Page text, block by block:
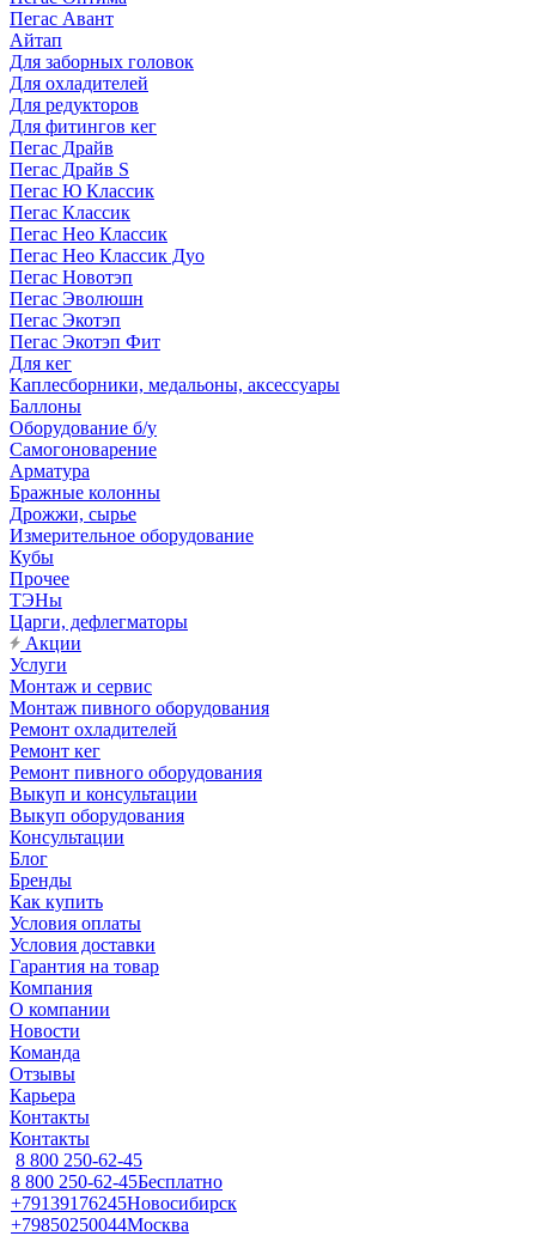
Пегас Авант
Айтап
Для заборных головок
Для охладителей
Для редукторов
Для фитингов кег
Пегас Драйв
Пегас Драйв S
Пегас Ю Классик
Пегас Классик
Пегас Нео Классик
Пегас Нео Классик Дуо
Пегас Новотэп
Пегас Эволюшн
Пегас Экотэп
Пегас Экотэп Фит
Для кег
Каплесборники, медальоны, аксессуары
Баллоны
Оборудование б/у
Самогоноварение
Арматура
Бражные колонны
Дрожжи, сырье
Измерительное оборудование
Кубы
Прочее
ТЭНы
Царги, дефлегматоры
Акции
Услуги
Монтаж и сервис
Монтаж пивного оборудования
Ремонт охладителей
Ремонт кег
Ремонт пивного оборудования
Выкуп и консультации
Выкуп оборудования
Консультации
Блог
Бренды
Как купить
Условия оплаты
Условия доставки
Гарантия на товар
Компания
О компании
Новости
Команда
Отзывы
Карьера
Контакты
Контакты
8 800 250-62-45
8 800 250-62-45Бесплатно
+79139176245Новосибирск
+79850250044Москва